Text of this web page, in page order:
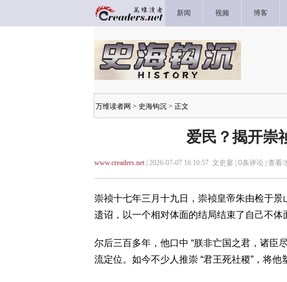
新闻 视频 博客
万维读者网 > 史海钩沉 > 正文
爱民？揭开崇
www.creaders.net| 2026-07-07 16:10:57 文史宴 | 0条评论 | 查看/
崇祯十七年三月十九日，崇祯皇帝朱由检于景
遗诏，以一个相对体面的结局结束了自己不体
尔后三百多年，他口中 “朕非亡国之君，诸臣
流定位。如今不少人推崇 “君王死社稷”，将他